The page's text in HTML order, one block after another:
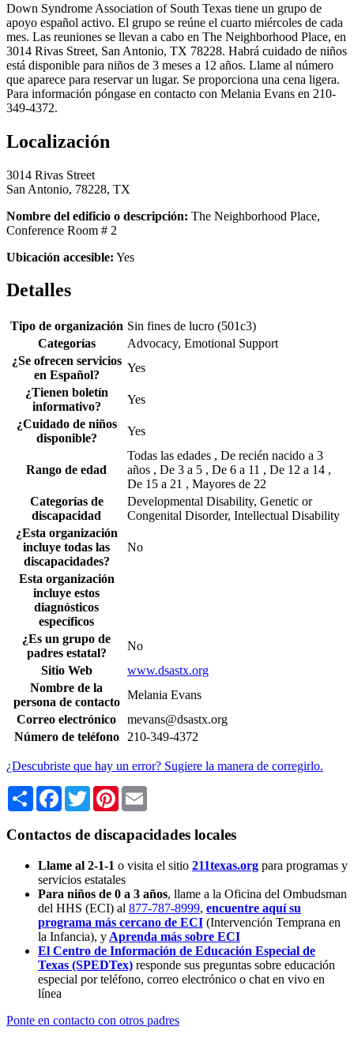
Down Syndrome Association of South Texas tiene un grupo de
apoyo español activo. El grupo se reúne el cuarto miércoles de cada
mes. Las reuniones se llevan a cabo en The Neighborhood Place, en
3014 Rivas Street, San Antonio, TX 78228. Habrá cuidado de niños
está disponible para niños de 3 meses a 12 años. Llame al número
que aparece para reservar un lugar. Se proporciona una cena ligera.
Para información póngase en contacto con Melania Evans en 210-
349-4372.
Localización
3014 Rivas Street
San Antonio, 78228, TX
Nombre del edificio o descripción: The Neighborhood Place,
Conference Room # 2
Ubicación accesible: Yes
Detalles
Tipo de organización Sin fines de lucro (501c3)
Categorías
Advocacy, Emotional Support
¿Se ofrecen servicios
en Español?
Yes
¿Tienen boletín
informativo?
Yes
¿Cuidado de niños
disponible?
Yes
Rango de edad
Todas las edades , De recién nacido a 3
años , De 3 a 5 , De 6 a 11 , De 12 a 14 ,
De 15 a 21 , Mayores de 22
Categorías de
discapacidad
Developmental Disability, Genetic or
Congenital Disorder, Intellectual Disability
¿Esta organización
incluye todas las
discapacidades?
No
Esta organización
incluye estos
diagnósticos
específicos
¿Es un grupo de
padres estatal?
No
Sitio Web
www.dsastx.org
Nombre de la
persona de contacto
Melania Evans
Correo electrónico
mevans@dsastx.org
Número de teléfono
210-349-4372
¿Descubriste que hay un error? Sugiere la manera de corregirlo.
Share Facebook
TwitterPinterest
Contactos de discapacidades locales
Llame al 2-1-1 o visita el sitio 211texas.org para programas y
servicios estatales
Para niños de 0 a 3 años, llame a la Oficina del Ombudsman
del HHS (ECI) al 877-787-8999, encuentre aquí su
programa más cercano de ECI (Intervención Temprana en
la Infancia), y Aprenda más sobre ECI
El Centro de Información de Educación Especial de
Texas (SPEDTex) responde sus preguntas sobre educación
especial por teléfono, correo electrónico o chat en vivo en
línea
Ponte en contacto con otros padres